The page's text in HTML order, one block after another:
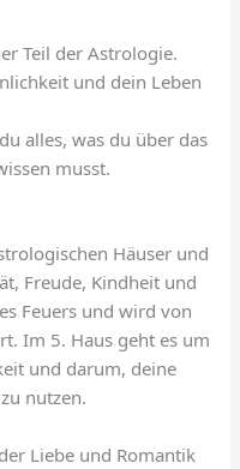
Teil der Astrologie.
und dein Leben
alles, was du über das
musst.
Häuser und
Freude, Kindheit und
Feuers und wird von
Im 5. Haus geht es um
und darum, deine
nutzen.
Liebe und Romantik